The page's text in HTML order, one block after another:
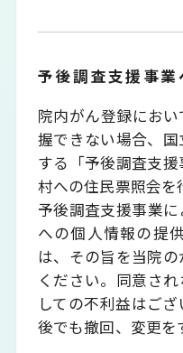
予後調査支援事業
院内がん登録にお
握できない場合、
する「予後調査支
村への住民票照会を
予後調査支援事業
への個人情報の提
は、その旨を当院
ください。同意さ
しての不利益はご
後でも撤回、変更を